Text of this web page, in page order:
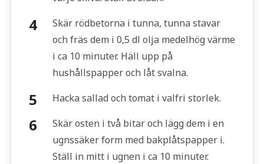
Skär rödbetorna i tunna, tunna stavar
och fräs dem i 0,5 dl olja medelhög värme
i ca 10 minuter. Häll upp på
hushållspapper och låt svalna.
Hacka sallad och tomat i valfri storlek.
Skär osten i två bitar och lägg dem i en
ugnssäker form med bakplåtspapper i.
Ställ in mitt i ugnen i ca 10 minuter.